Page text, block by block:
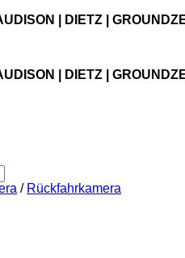
| DIETZ |
| DIETZ |
/ Rückfahrkamera